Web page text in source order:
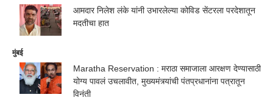
आमदार निलेश लंके यांनी उभारलेल्या कोविड सेंटरला परदेशातून
मदतीचा हात
मुंबई
Maratha Reservation : मराठा समाजाला आरक्षण देण्यासाठी
योग्य पावलं उचलावीत, मुख्यमंत्र्यांची पंतप्रधानांना पत्रातून
विनंती